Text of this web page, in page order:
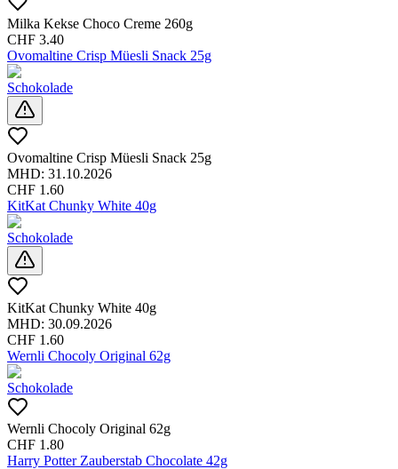
Milka Kekse Choco Creme 260g
CHF 3.40
Ovomaltine Crisp Müesli Snack 25g
Schokolade
Ovomaltine Crisp Müesli Snack 25g
MHD: 31.10.2026
CHF 1.60
KitKat Chunky White 40g
Schokolade
KitKat Chunky White 40g
MHD: 30.09.2026
CHF 1.60
Wernli Chocoly Original 62g
Schokolade
Wernli Chocoly Original 62g
CHF 1.80
Harry Potter Zauberstab Chocolate 42g